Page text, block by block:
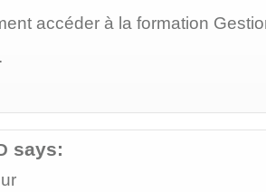
accéder à la formation
says: